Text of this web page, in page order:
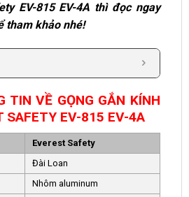
EV-815 EV-4A thì đọc ngay
tham khảo nhé!
TIN VỀ GỌNG GẮN KÍNH
SAFETY EV-815 EV-4A
Everest Safety
Đài Loan
Nhôm aluminum